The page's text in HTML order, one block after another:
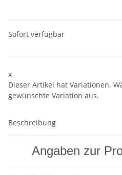
Sofort verfügbar
x
Dieser Artikel hat Variationen.
gewünschte Variation aus.
Beschreibung
Angaben zur